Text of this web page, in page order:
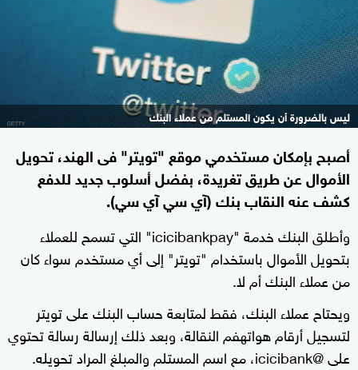
ليس بالضرورة أن يكون المستلم من عملاء البنك
أصبح بإمكان مستخدمي موقع "تويتر" فى الهند، تحويل
الأموال عن طريق تغريدة، بفضل أسلوب جديد للدفع
كشف عنه النقاب بنك (آي سي آي سي).
وأطلق البنك خدمة "icicibankpay" التي تسمح للعملاء
بتحويل الأموال باستخدام "تويتر" إلى أي مستخدم سواء كان
من عملاء البنك أم لا.
ويحتاح عملاء البنك، فقط لمتابعة حساب البنك على تويتر
لتسجيل أرقام هواتهفم النقالة، وبعد ذلك إرسالة رسالة تحتوي
على @icicibank، مع اسم المستلم والمبلغ المراد تحويله.